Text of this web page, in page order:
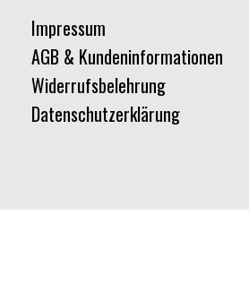
Impressum
AGB & Kundeninformationen
Widerrufsbelehrung
Datenschutzerklärung